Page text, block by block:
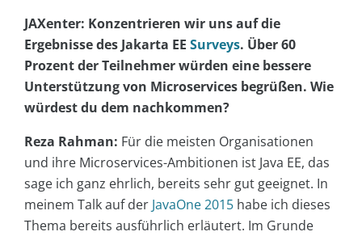
JAXenter: Konzentrieren wir uns auf die
Ergebnisse des Jakarta EE Surveys. Über 60
Prozent der Teilnehmer würden eine bessere
Unterstützung von Microservices begrüßen. Wie
würdest du dem nachkommen?
Reza Rahman: Für die meisten Organisationen
und ihre Microservices-Ambitionen ist Java EE, das
sage ich ganz ehrlich, bereits sehr gut geeignet. In
meinem Talk auf der JavaOne 2015 habe ich dieses
Thema bereits ausführlich erläutert. Im Grunde